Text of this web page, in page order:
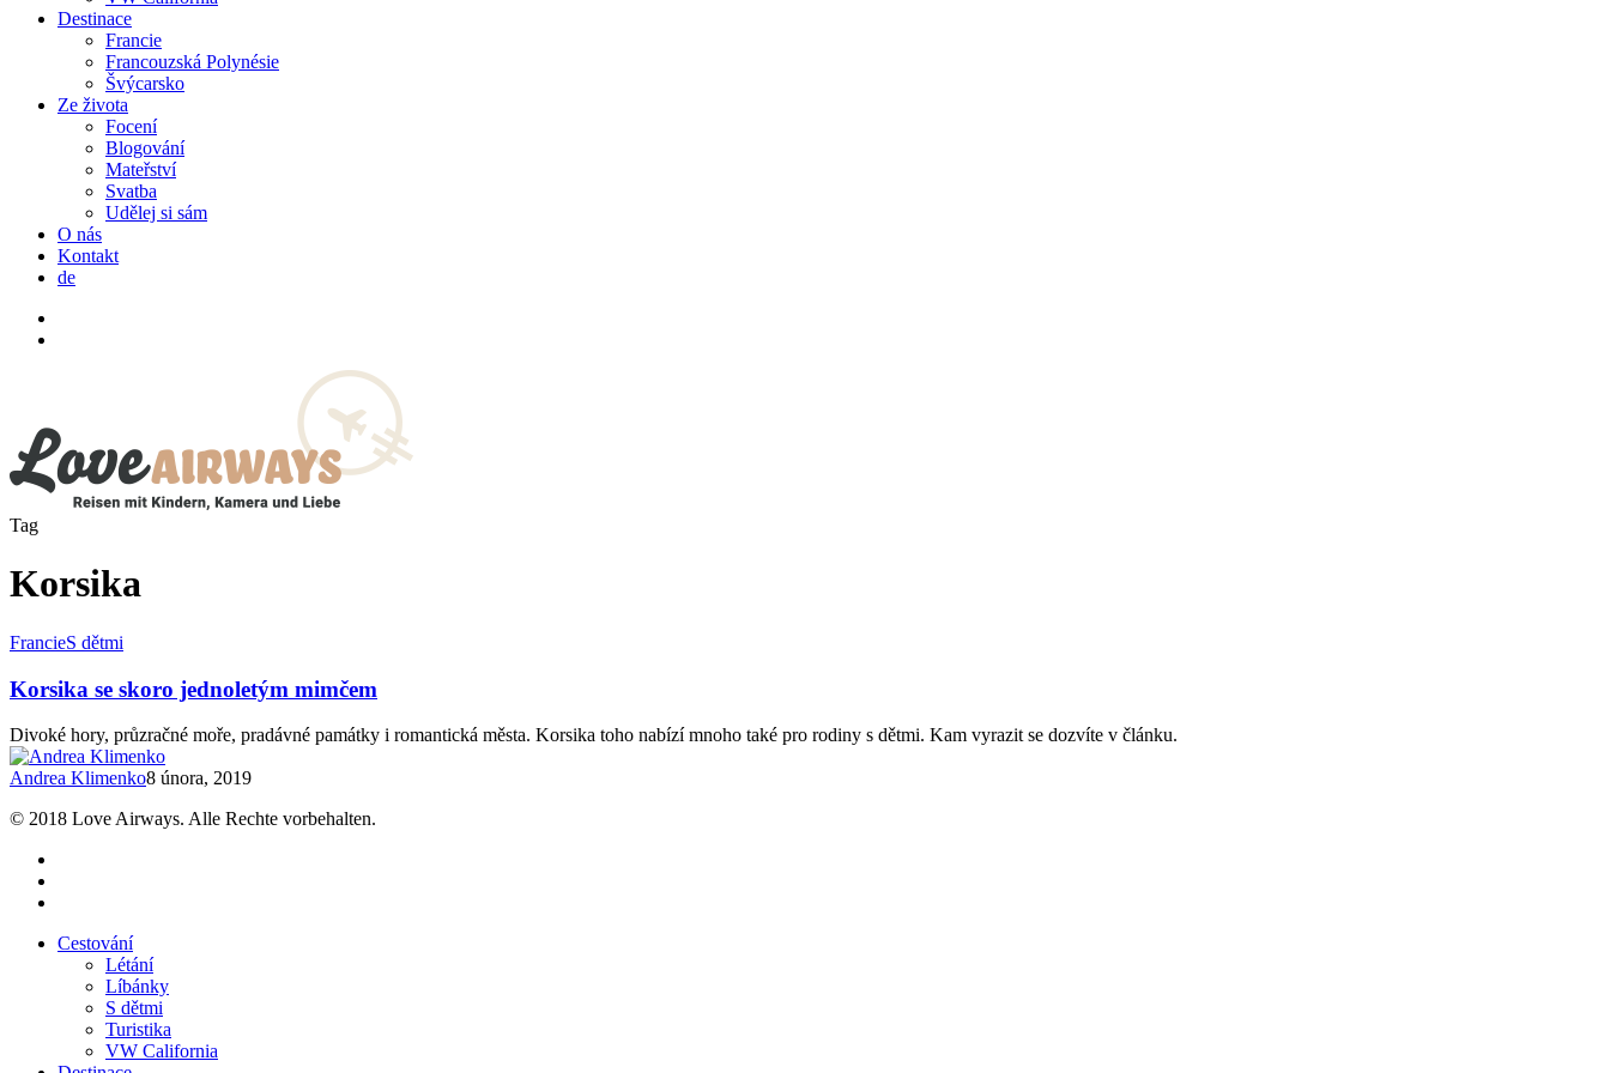
Destinace
Francie
Francouzská Polynésie
Švýcarsko
Ze života
Focení
Blogování
Mateřství
Svatba
Udělej si sám
O nás
Kontakt
de
Tag
Korsika
Korsika
skoro
jednoletým
mimčem
FrancieS dětmi
Korsika se skoro jednoletým mimčem
Divoké hory, průzračné moře, pradávné památky i romantická města. Korsika toho nabízí mnoho také pro rodiny s dětmi. Kam vyrazit se dozvíte v článku.
Andrea Klimenko8 února, 2019
© 2018 Love Airways. Alle Rechte vorbehalten.
Close
Cestování
Létání
Líbánky
S dětmi
Turistika
VW California